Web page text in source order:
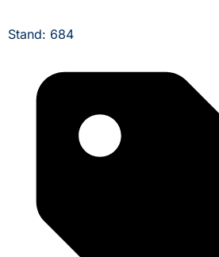
Stand: 684